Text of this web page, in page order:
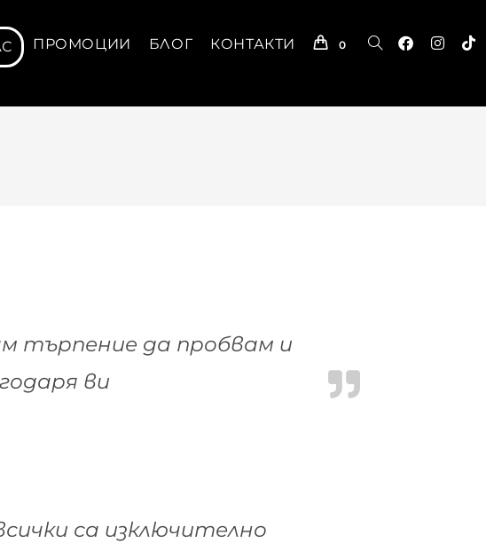
ПРОМОЦИИ БЛОГ КОНТАКТИ 0
търпение да пробвам и
ви
са изключително